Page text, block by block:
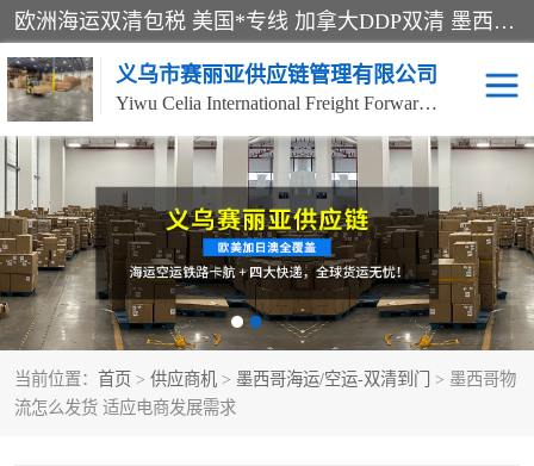
欧洲海运双清包税 美国*专线 加拿大DDP双清 墨西哥跨境空运 澳大利亚专线物流 跨境电商物流服务 国际快递到门服务 海运*渠道 一站式跨境物流解决方案 TikTok/SHEIN专线 电商平台FBA头程运输 国际铁路运输欧洲 UPS/DDHL/联邦快递跨境 美国双清到门物流 跨境*运输
义乌市赛丽亚供应链管理有限公司
Yiwu Celia International Freight Forwarding Co., Ltd
当前位置： 首页 > 供应商机 > 墨西哥海运/空运-双清到门
> 墨西哥物
流怎么发货 适应电商发展需求
美森快船 欧洲卡航
加拿大海运/空运-双清到
门
澳大利亚海运/空运-双清
到门
墨西哥海运/空运-双清到
门